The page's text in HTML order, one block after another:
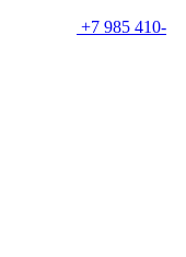
+7 985 410-